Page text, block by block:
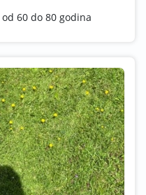
60 do 80 godina